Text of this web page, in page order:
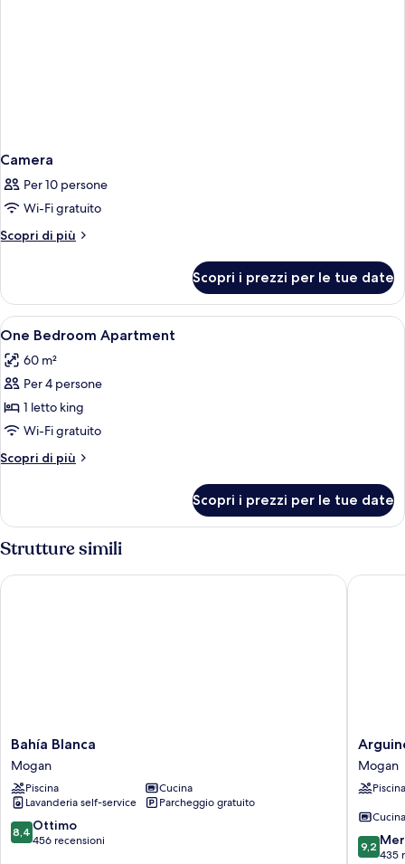
Camera
Per 10 persone
Wi-Fi gratuito
Scopri di più
Altri
Scopri i prezzi per le tue date
Apri
tutte
le
foto
per
One
Bedroom
Apartment
Una cassaforte in camera, tende
6
One Bedroom Apartment
60 m²
Per 4 persone
1 letto king
Wi-Fi gratuito
Scopri di più
Altri
Bedroom
Apartment
Scopri i prezzi per le tue date
Strutture simili
Bahía
Blanca
Mogan
Bahía Blanca
Mogan
Piscina
Cucina
Lavanderia self-service
Parcheggio gratuito
8.4
su
8,4 Ottimo
456 recensioni
Bahía Blanca
Park
By
Servatur
Mogan
Mogan
Piscina
Cucina
9.2
su
9,2
435